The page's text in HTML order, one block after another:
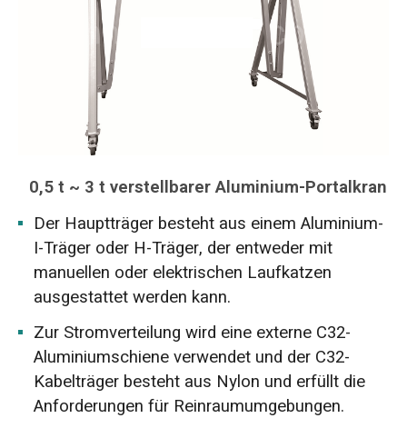
0,5 t ~ 3 t verstellbarer Aluminium-Portalkran
Der Hauptträger besteht aus einem Aluminium-
I-Träger oder H-Träger, der entweder mit
manuellen oder elektrischen Laufkatzen
ausgestattet werden kann.
Zur Stromverteilung wird eine externe C32-
Aluminiumschiene verwendet und der C32-
Kabelträger besteht aus Nylon und erfüllt die
Anforderungen für Reinraumumgebungen.